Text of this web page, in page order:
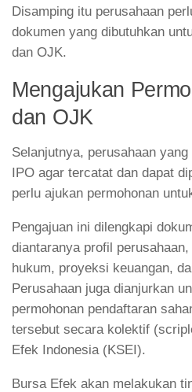
Disamping itu perusahaan
dokumen yang dibutuhkan
dan OJK.
Mengajukan
dan OJK
Selanjutnya, perusahaan
IPO agar tercatat dan dapat
perlu ajukan permohonan
Pengajuan ini dilengkapi
diantaranya profil
hukum, proyeksi keuangan,
Perusahaan juga dianjurkan
permohonan pendaftaran
tersebut secara kolektif
Efek Indonesia (KSEI).
Bursa Efek akan melakukan